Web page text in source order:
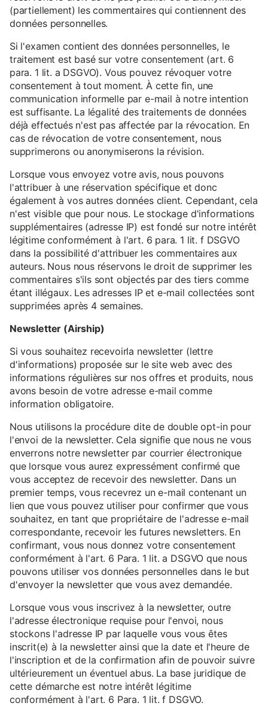
(partiellement) les commentaires qui contiennent des
données personnelles.
Si l'examen contient des données personnelles, le
traitement est basé sur votre consentement (art. 6
para. 1 lit. a DSGVO). Vous pouvez révoquer votre
consentement à tout moment. À cette fin, une
communication informelle par e-mail à notre intention
est suffisante. La légalité des traitements de données
déjà effectués n'est pas affectée par la révocation. En
cas de révocation de votre consentement, nous
supprimerons ou anonymiserons la révision.
Lorsque vous envoyez votre avis, nous pouvons
l'attribuer à une réservation spécifique et donc
également à vos autres données client. Cependant, cela
n'est visible que pour nous. Le stockage d'informations
supplémentaires (adresse IP) est fondé sur notre intérêt
légitime conformément à l'art. 6 para. 1 lit. f DSGVO
dans la possibilité d'attribuer les commentaires aux
auteurs. Nous nous réservons le droit de supprimer les
commentaires s'ils sont objectés par des tiers comme
étant illégaux. Les adresses IP et e-mail collectées sont
supprimées après 4 semaines.
Newsletter (Airship)
Si vous souhaitez recevoirla newsletter (lettre
d'informations) proposée sur le site web avec des
informations régulières sur nos offres et produits, nous
avons besoin de votre adresse e-mail comme
information obligatoire.
Nous utilisons la procédure dite de double opt-in pour
l'envoi de la newsletter. Cela signifie que nous ne vous
enverrons notre newsletter par courrier électronique
que lorsque vous aurez expressément confirmé que
vous acceptez de recevoir des newsletter. Dans un
premier temps, vous recevrez un e-mail contenant un
lien que vous pouvez utiliser pour confirmer que vous
souhaitez, en tant que propriétaire de l'adresse e-mail
correspondante, recevoir les futures newsletters. En
confirmant, vous nous donnez votre consentement
conformément à l'art. 6 Para. 1 lit. a DSGVO que nous
pouvons utiliser vos données personnelles dans le but
d'envoyer la newsletter que vous avez demandée.
Lorsque vous vous inscrivez à la newsletter, outre
l'adresse électronique requise pour l'envoi, nous
stockons l'adresse IP par laquelle vous vous êtes
inscrit(e) à la newsletter ainsi que la date et l'heure de
l'inscription et de la confirmation afin de pouvoir suivre
ultérieurement un éventuel abus. La base juridique de
cette démarche est notre intérêt légitime
conformément à l'art. 6 Para. 1 lit. f DSGVO.